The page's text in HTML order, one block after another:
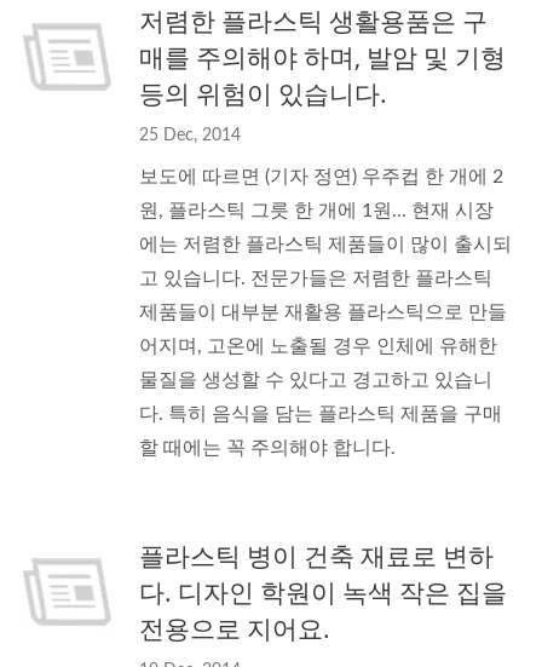
저렴한 플라스틱 생활용품은 구
매를 주의해야 하며, 발암 및 기형
등의 위험이 있습니다.
25 Dec, 2014
보도에 따르면 (기자 정연) 우주컵 한 개에 2
원, 플라스틱 그릇 한 개에 1원... 현재 시장
에는 저렴한 플라스틱 제품들이 많이 출시되
고 있습니다. 전문가들은 저렴한 플라스틱
제품들이 대부분 재활용 플라스틱으로 만들
어지며, 고온에 노출될 경우 인체에 유해한
물질을 생성할 수 있다고 경고하고 있습니
다. 특히 음식을 담는 플라스틱 제품을 구매
할 때에는 꼭 주의해야 합니다.
플라스틱 병이 건축 재료로 변하
다. 디자인 학원이 녹색 작은 집을
전용으로 지어요.